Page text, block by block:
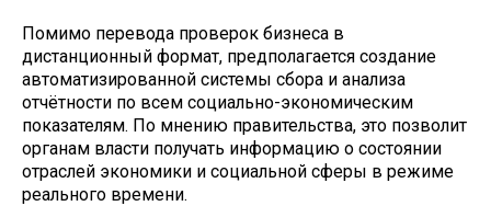
Помимо перевода проверок бизнеса в
дистанционный формат, предполагается создание
автоматизированной системы сбора и анализа
отчётности по всем социально-экономическим
показателям. По мнению правительства, это позволит
органам власти получать информацию о состоянии
отраслей экономики и социальной сферы в режиме
реального времени.